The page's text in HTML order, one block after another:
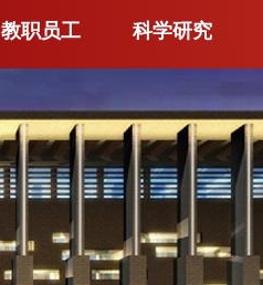
教职员工
杰出人才
师资队伍
各系教员
客座教授
行政人员
博士后
科学研究
科研动态
学术活动
重要项目
奖励荣誉
教职员工 科学研究